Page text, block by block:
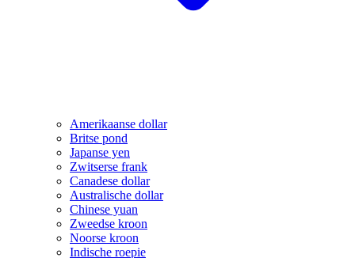
Amerikaanse dollar
Britse pond
Japanse yen
Zwitserse frank
Canadese dollar
Australische dollar
Chinese yuan
Zweedse kroon
Noorse kroon
Indische roepie